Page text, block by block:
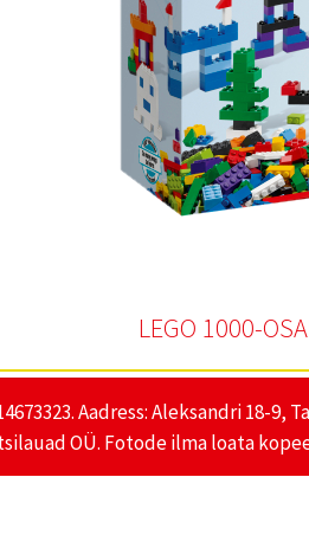
LEGO 1000-
Aadress: Aleksandri 18-
OÜ. Fotode ilma loata